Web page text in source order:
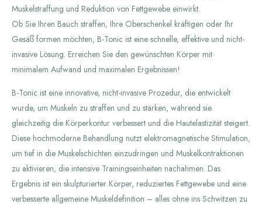
Muskelstraffung und Reduktion von Fettgewebe einwirkt.
Ob Sie Ihren Bauch straffen, Ihre Oberschenkel kräftigen oder Ihr
Gesäß formen möchten, B-Tonic ist eine schnelle, effektive und nicht-
invasive Lösung. Erreichen Sie den gewünschten Körper mit
minimalem Aufwand und maximalen Ergebnissen!
B-Tonic ist eine innovative, nicht-invasive Prozedur, die entwickelt
wurde, um Muskeln zu straffen und zu stärken, während sie
gleichzeitig die Körperkontur verbessert und die Hautelastizität steigert.
Diese hochmoderne Behandlung nutzt elektromagnetische Stimulation,
um tief in die Muskelschichten einzudringen und Muskelkontraktionen
zu aktivieren, die intensive Trainingseinheiten nachahmen. Das
Ergebnis ist ein skulpturierter Körper, reduziertes Fettgewebe und eine
verbesserte allgemeine Muskeldefinition – alles ohne ins Schwitzen zu